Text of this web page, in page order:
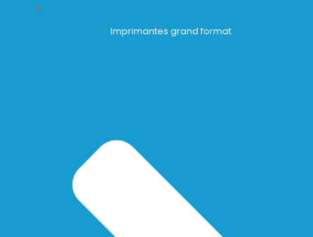
Imprimantes grand format